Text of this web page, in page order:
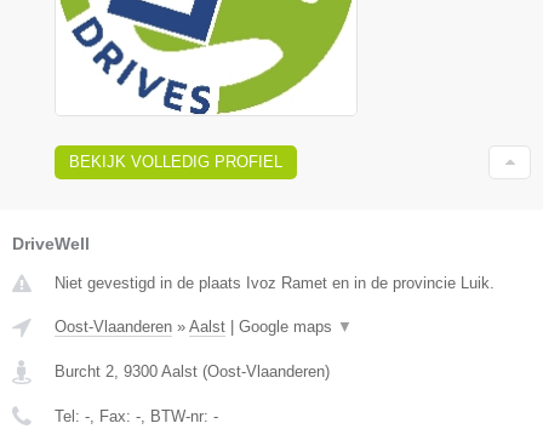
BEKIJK VOLLEDIG PROFIEL
DriveWell
Niet gevestigd in de plaats Ivoz Ramet en in de provincie Luik.
Oost-Vlaanderen » Aalst | Google maps ▼
Burcht 2 9300 Aalst (Oost-Vlaanderen)
Tel: - , Fax: - , BTW-nr: -